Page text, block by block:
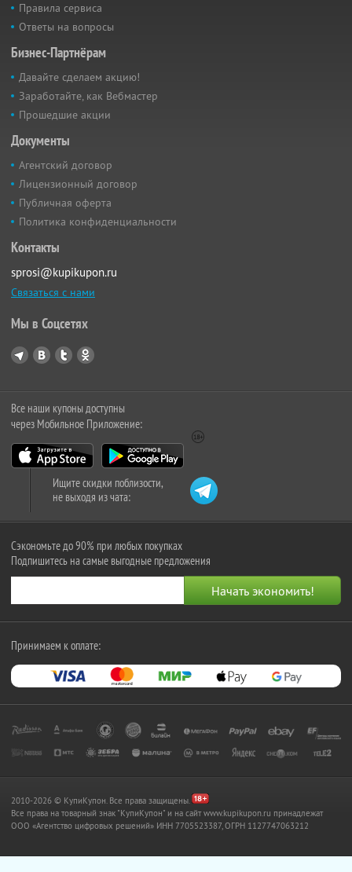
Правила сервиса
Ответы на вопросы
Бизнес-Партнёрам
Давайте сделаем акцию!
Заработайте, как Вебмастер
Прошедшие акции
Документы
Агентский договор
Лицензионный договор
Публичная оферта
Политика конфиденциальности
Контакты
sprosi@kupikupon.ru
Связаться с нами
Мы в Соцсетях
Все наши купоны доступны
через Мобильное Приложение:
Ищите скидки поблизости,
не выходя из чата:
Сэкономьте до 90% при любых покупках
Подпишитесь на самые выгодные предложения
Принимаем к оплате:
2010-2026 © КупиКупон. Все права защищены.
Все права на товарный знак "КупиКупон" и на сайт www.kupikupon.ru принадлежат
OOO «Агентство цифровых решений» ИНН 7705523387, ОГРН 1127747063212